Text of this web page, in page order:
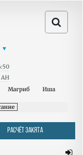
Магриб Иша
РАСЧЁТ ЗАКЯТА